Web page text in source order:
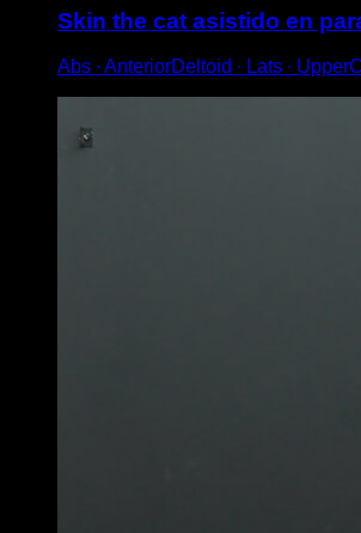
Skin the cat asistido en
Abs ∙ AnteriorDeltoid ∙ Lats ∙